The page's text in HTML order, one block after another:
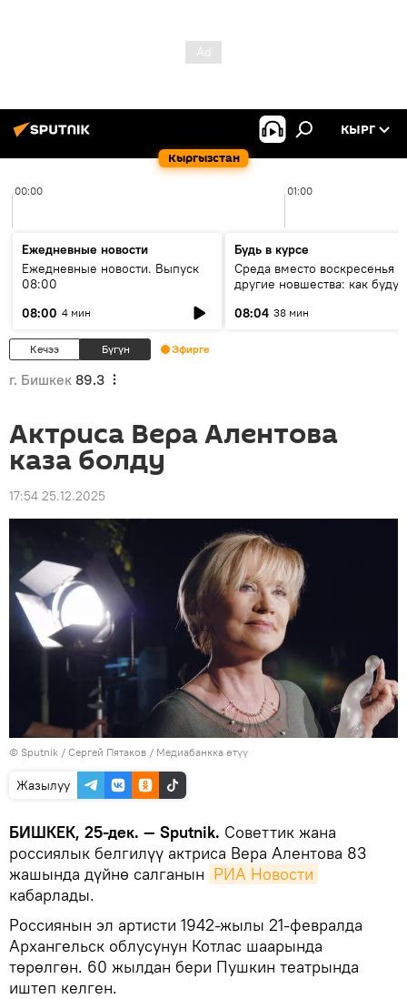
Кыргызстан
КЫРГ
00:00 01:00
Ежедневные новости
Ежедневные новости. Выпуск
08:00
08:00 4 мин
Будь в курсе
Среда вместо воскресенья и
другие новшества: как будут
08:04 38 мин
Кечээ Бүгүн Эфирге
г. Бишкек 89.3
Актриса Вера Алентова
каза болду
17:54 25.12.2025
© Sputnik / Сергей Пятаков / Медиабанкка өтүү
Жазылуу
БИШКЕК, 25-дек. — Sputnik. Советтик жана
россиялык белгилүү актриса Вера Алентова 83
жашында дүйнө салганын РИА Новости
кабарлады.
Россиянын эл артисти 1942-жылы 21-февралда
Архангельск облусунун Котлас шаарында
төрөлгөн. 60 жылдан бери Пушкин театрында
иштеп келген.